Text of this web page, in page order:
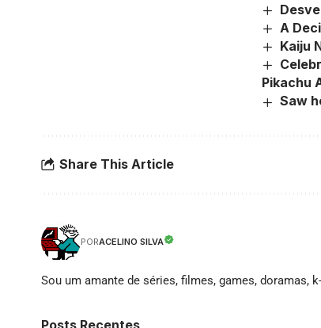
A
Kaiju
Pikachu
Saw
Share This Article
PORACELINO SILVA
Sou um amante de séries, filmes, games, doramas,
Posts Recentes